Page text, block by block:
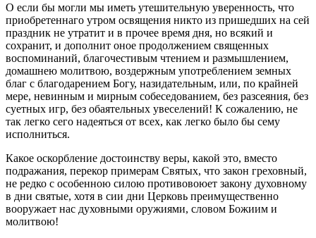
О если бы могли мы иметь утешительную уверенность, что
приобретеннаго утром освящения никто из пришедших на сей
праздник не утратит и в прочее время дня, но всякий и
сохранит, и дополнит оное продолжением священных
воспоминаний, благочестивым чтением и размышлением,
домашнею молитвою, воздержным употреблением земных
благ с благодарением Богу, назидательным, или, по крайней
мере, невинным и мирным собеседованием, без разсеяния, без
суетных игр, без обаятельных увеселений! К сожалению, не
так легко сего надеяться от всех, как легко было бы сему
исполниться.
Какое оскорбление достоинству веры, какой это, вместо
подражания, перекор примерам Святых, что закон греховный,
не редко с особенною силою противовоюет закону духовному
в дни святые, хотя в сии дни Церковь преимущественно
вооружает нас духовными оружиями, словом Божиим и
молитвою!